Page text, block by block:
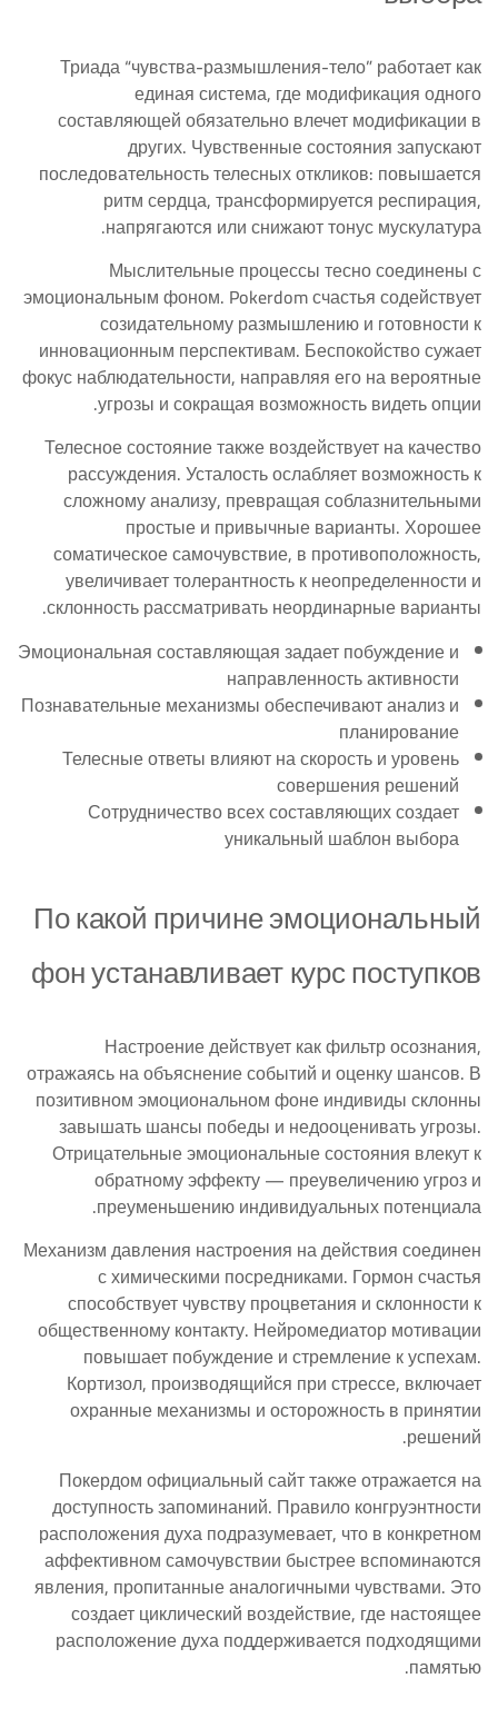
Триада “чувства-размышления-тело” работает как
единая система, где модификация одного
составляющей обязательно влечет модификации в
других. Чувственные состояния запускают
последовательность телесных откликов: повышается
ритм сердца, трансформируется респирация,
напрягаются или снижают тонус мускулатура.
Мыслительные процессы тесно соединены с
эмоциональным фоном. Pokerdom счастья содействует
созидательному размышлению и готовности к
инновационным перспективам. Беспокойство сужает
фокус наблюдательности, направляя его на вероятные
угрозы и сокращая возможность видеть опции.
Телесное состояние также воздействует на качество
рассуждения. Усталость ослабляет возможность к
сложному анализу, превращая соблазнительными
простые и привычные варианты. Хорошее
соматическое самочувствие, в противоположность,
увеличивает толерантность к неопределенности и
склонность рассматривать неординарные варианты.
Эмоциональная составляющая задает побуждение и
направленность активности
Познавательные механизмы обеспечивают анализ и
планирование
Телесные ответы влияют на скорость и уровень
совершения решений
Сотрудничество всех составляющих создает
уникальный шаблон выбора
По какой причине эмоциональный
фон устанавливает курс поступков
Настроение действует как фильтр осознания,
отражаясь на объяснение событий и оценку шансов. В
позитивном эмоциональном фоне индивиды склонны
завышать шансы победы и недооценивать угрозы.
Отрицательные эмоциональные состояния влекут к
обратному эффекту — преувеличению угроз и
преуменьшению индивидуальных потенциала.
Механизм давления настроения на действия соединен
с химическими посредниками. Гормон счастья
способствует чувству процветания и склонности к
общественному контакту. Нейромедиатор мотивации
повышает побуждение и стремление к успехам.
Кортизол, производящийся при стрессе, включает
охранные механизмы и осторожность в принятии
решений.
Покердом официальный сайт также отражается на
доступность запоминаний. Правило конгруэнтности
расположения духа подразумевает, что в конкретном
аффективном самочувствии быстрее вспоминаются
явления, пропитанные аналогичными чувствами. Это
создает циклический воздействие, где настоящее
расположение духа поддерживается подходящими
памятью.